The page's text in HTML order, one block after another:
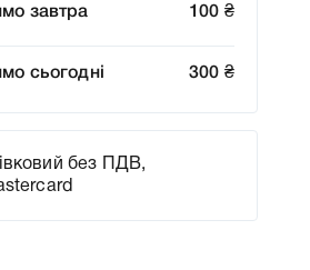
завтра 100 ₴
сьогодні 300 ₴
без ПДВ,